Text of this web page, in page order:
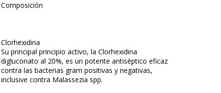
Composición
Clorhexidina
Su principal principio activo, la Clorhexidina
digluconato al 20%, es un potente antiséptico eficaz
contra las bacterias gram positivas y negativas,
inclusive contra Malassezia spp.